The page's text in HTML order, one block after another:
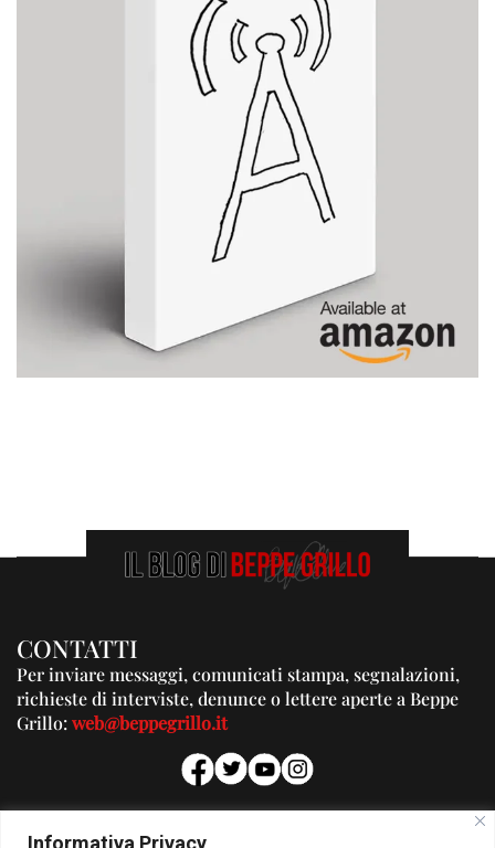
Informativa Privacy
CONTATTI
Per inviare messaggi, comunicati stampa, segnalazioni,
richieste di interviste, denunce o lettere aperte a Beppe
Grillo:web@beppegrillo.it
PUBBLICITA'